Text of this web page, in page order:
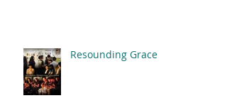
Resounding Grace